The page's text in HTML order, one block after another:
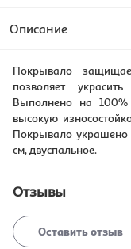
Описание
Покрывало
позволяет
Выполнено на 100%
высокую
Покрывало украшено
см, двуспальное.
Отзывы
Оставить отзыв